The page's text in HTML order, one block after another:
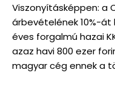
Viszonyításképpen: a
árbevételének 10%-át
éves forgalmú hazai
azaz havi 800 ezer
magyar cég ennek a